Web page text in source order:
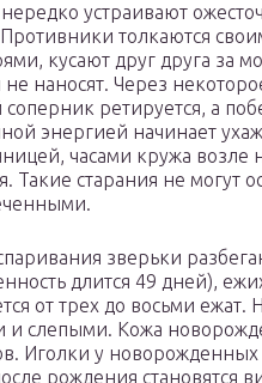
устраивают
толкаются
кусают друг друга за
не наносят. Через
ретируется, а
энергией начинает
часами кружа возле
Такие старания не могут
зверьки
длится 49 дней),
от трех до восьми
и слепыми. Кожа
Иголки у
рождения становятся